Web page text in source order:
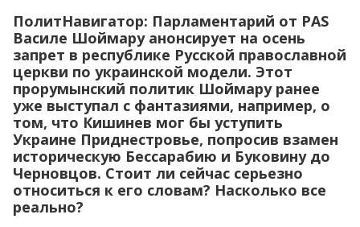
ПолитНавигатор: Парламентарий от PAS
Василе Шоймару анонсирует на осень
запрет в республике Русской православной
церкви по украинской модели. Этот
прорумынский политик Шоймару ранее
уже выступал с фантазиями, например, о
том, что Кишинев мог бы уступить
Украине Приднестровье, попросив взамен
историческую Бессарабию и Буковину до
Черновцов. Стоит ли сейчас серьезно
относиться к его словам? Насколько все
реально?